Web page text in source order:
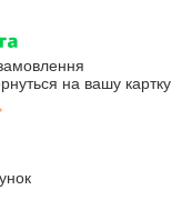
на вашу картку